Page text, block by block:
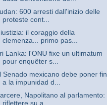
600 arresti dall'inizio delle
proteste cont...
il coraggio della
clemenza... primo pas...
Lanka: l'ONU fixe un ultimatum
pour enquêter s...
Senado mexicano debe poner fin
a la impunidad d...
Napolitano al parlamento:
riflettere su a...